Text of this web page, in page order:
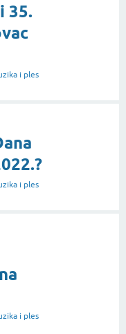
35.
i ples
i ples
i ples